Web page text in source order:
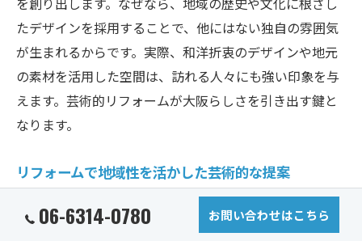
たデザインを採用することで、他にはない独自の雰囲気
が生まれるからです。実際、和洋折衷のデザインや地元
の素材を活用した空間は、訪れる人々にも強い印象を与
えます。芸術的リフォームが大阪らしさを引き出す鍵と
なります。
リフォームで地域性を活かした芸術的な提案
リフォームの際は、地域性を活かした芸術的な提案が効
果的です。具体的には、地域の職人と連携してオーダー
06-6314-0780 お問い合わせはこちら